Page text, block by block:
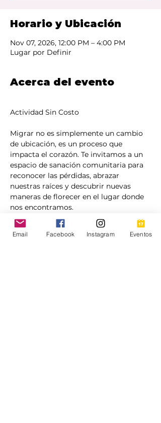
Horario y Ubicación
Nov 07, 2026, 12:00 PM – 4:00 PM
Lugar por Definir
Acerca del evento
Actividad Sin Costo
Migrar no es simplemente un cambio
de ubicación, es un proceso que
impacta el corazón. Te invitamos a un
espacio de sanación comunitaria para
reconocer las pérdidas, abrazar
nuestras raíces y descubrir nuevas
maneras de florecer en el lugar donde
nos encontramos.
Importante:
Este será un evento
comunitario, por lo que te animamos a
Email Facebook Instagram Eventos